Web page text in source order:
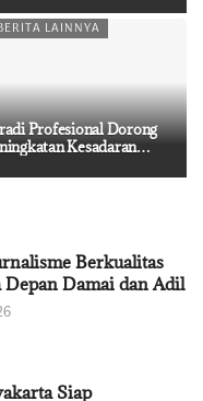
LAINNYA
Profesional Dorong
Kesadaran
Berkualitas
Depan Damai dan Adil
Siap